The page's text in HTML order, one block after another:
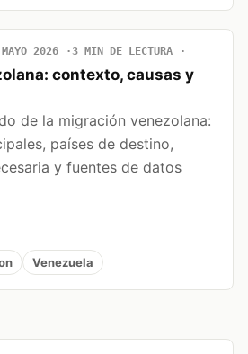
2026 3 MIN DE LECTURA
contexto, causas y
de la migración venezolana:
países de destino,
y fuentes de datos
Venezuela